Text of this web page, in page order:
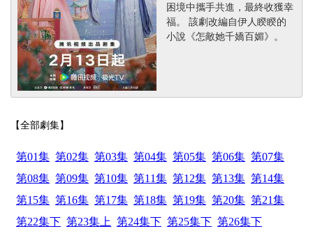
困境中攜手共進，最終收獲幸
福。 該劇改編自伊人睽睽的
小說《怎敵她千嬌百媚》。
【全部劇集】
第01集 第02集 第03集 第04集 第05集 第06集 第07集
第08集 第09集 第10集 第11集 第12集 第13集 第14集
第15集 第16集 第17集 第18集 第19集 第20集 第21集
第22集下 第23集上 第24集下 第25集下 第26集下